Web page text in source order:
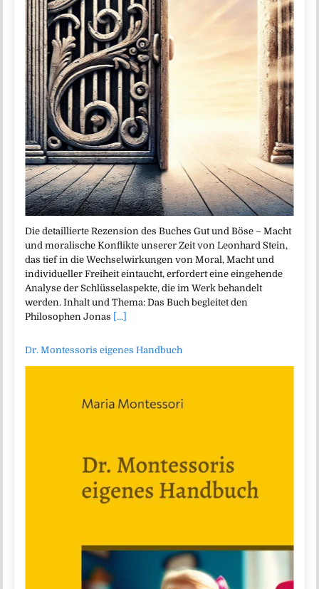
Die detaillierte Rezension des Buches Gut und Böse – Macht
und moralische Konflikte unserer Zeit von Leonhard Stein,
das tief in die Wechselwirkungen von Moral, Macht und
individueller Freiheit eintaucht, erfordert eine eingehende
Analyse der Schlüsselaspekte, die im Werk behandelt
werden. Inhalt und Thema: Das Buch begleitet den
Philosophen Jonas [...]
Dr. Montessoris eigenes Handbuch